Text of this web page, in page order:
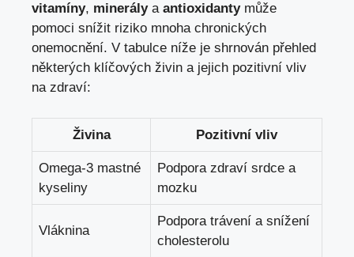
vitamíny, minerálya antioxidantymůže
pomoci snížit riziko mnoha chronických
onemocnění. V tabulce níže je shrnován přehled
některých klíčových živin a jejich pozitivní vliv
na zdraví:
Živina Pozitivní vliv
Omega-3 mastné
kyseliny
Podpora zdraví srdce a
mozku
Vláknina
Podpora trávení a snížení
cholesterolu